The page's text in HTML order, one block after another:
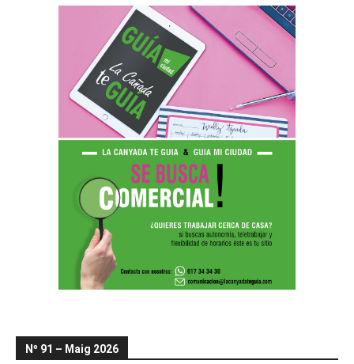
Nº 91 – Maig 2026